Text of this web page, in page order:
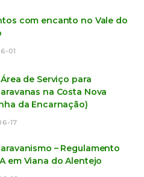
com encanto no Vale do
01
Área de Serviço para
na Costa Nova
da Encarnação)
17
– Regulamento
em Viana do Alentejo